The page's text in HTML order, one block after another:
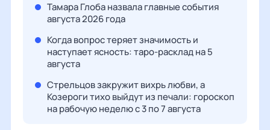
Тамара Глоба назвала главные события
августа 2026 года
Когда вопрос теряет значимость и
наступает ясность: таро-расклад на 5
августа
Стрельцов закружит вихрь любви, а
Козероги тихо выйдут из печали: гороскоп
на рабочую неделю с 3 по 7 августа